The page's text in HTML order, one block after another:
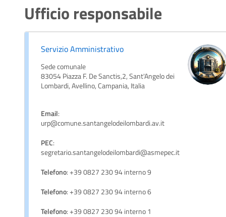
Ufficio responsabile
Servizio Amministrativo
Sede comunale
83054 Piazza F. De Sanctis,2, Sant'Angelo dei
Lombardi, Avellino, Campania, Italia
Email:
urp@comune.santangelodeilombardi.av.it
PEC:
segretario.santangelodeilombardi@asmepec.it
Telefono: +39 0827 230 94 interno 9
Telefono: +39 0827 230 94 interno 6
Telefono: +39 0827 230 94 interno 1